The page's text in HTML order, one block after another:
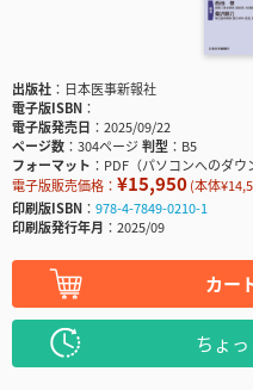
出版社
日本医事新報社
電子版ISBN
電子版発売日
2025/09/22
ページ数
304ページ判型
B5
フォーマット
PDF（パソコンへのダウ
電子版販売価格： ¥15,950(本体
印刷版ISBN
978-4-7849-0210-1
印刷版発行年月
2025/09
カー
ちょ